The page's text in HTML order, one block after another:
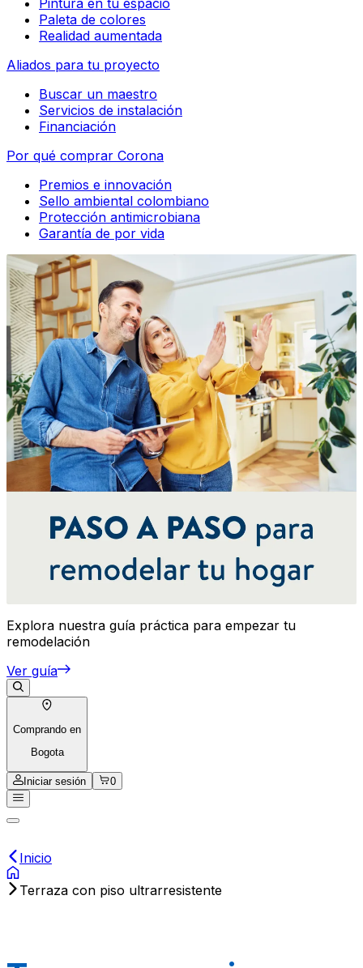
Pintura en tu espacio
Paleta de colores
Realidad aumentada
Aliados para tu proyecto
Buscar un maestro
Servicios de instalación
Financiación
Por qué comprar Corona
Premios e innovación
Sello ambiental colombiano
Protección antimicrobiana
Garantía de por vida
Explora nuestra guía práctica para empezar tu
remodelación
Ver guía
Comprando en
Bogota
Iniciar sesión 0
Inicio
Terraza con piso ultrarresistente